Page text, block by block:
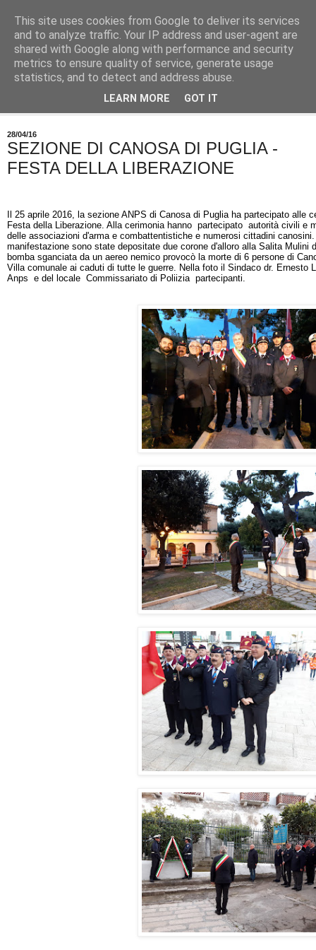
28/04/16
SEZIONE DI CANOSA DI PUGLIA -
FESTA DELLA LIBERAZIONE
Il 25 aprile 2016, la sezione ANPS di Canosa di Puglia ha partecipato alle
Festa della Liberazione. Alla cerimonia hanno partecipato autorità civili e
delle associazioni d'arma e combattentistiche e numerosi cittadini
manifestazione sono state depositate due corone d'alloro alla Salita Mulini
bomba sganciata da un aereo nemico provocò la morte di 6 persone di
Villa comunale ai caduti di tutte le guerre. Nella foto il Sindaco dr. Ernesto
Anps e del locale Commissariato di Poliizia partecipanti.
This site uses cookies from Google to deliver its services
and to analyze traffic. Your IP address and user-agent are
shared with Google along with performance and security
metrics to ensure quality of service, generate usage
statistics, and to detect and address abuse.
LEARN MORE GOT IT